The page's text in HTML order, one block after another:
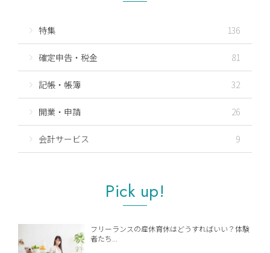
特集 136
確定申告・税金 81
記帳・帳簿 32
開業・申請 26
会計サービス 9
Pick up!
フリーランスの産休育休はどうすればいい？体験
者たち...